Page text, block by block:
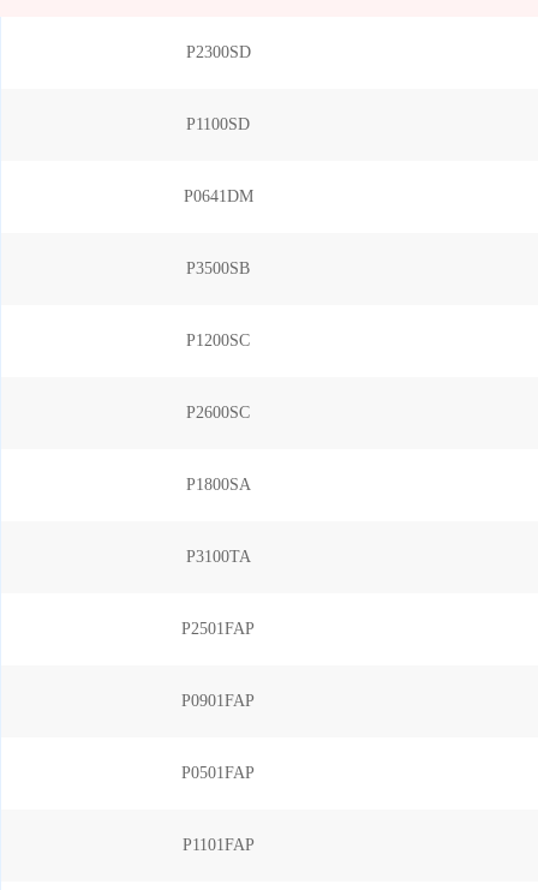
P2300SD
P1100SD
P0641DM
P3500SB
P1200SC
P2600SC
P1800SA
P3100TA
P2501FAP
P0901FAP
P0501FAP
P1101FAP